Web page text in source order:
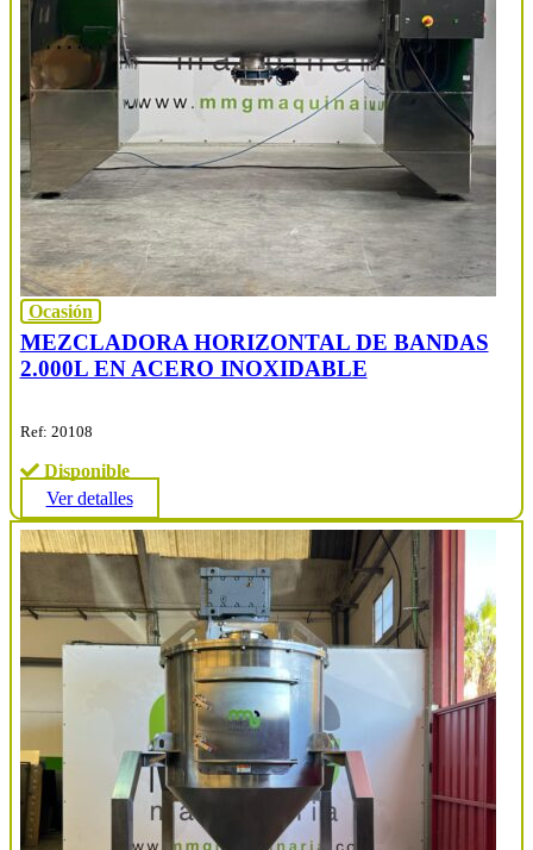
Ocasión
MEZCLADORA HORIZONTAL DE BANDAS
2.000L EN ACERO INOXIDABLE
Ref: 20108
Disponible
Ver detalles